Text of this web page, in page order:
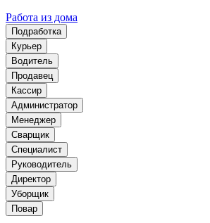
Работа из дома
Подработка
Курьер
Водитель
Продавец
Кассир
Администратор
Менеджер
Сварщик
Специалист
Руководитель
Директор
Уборщик
Повар